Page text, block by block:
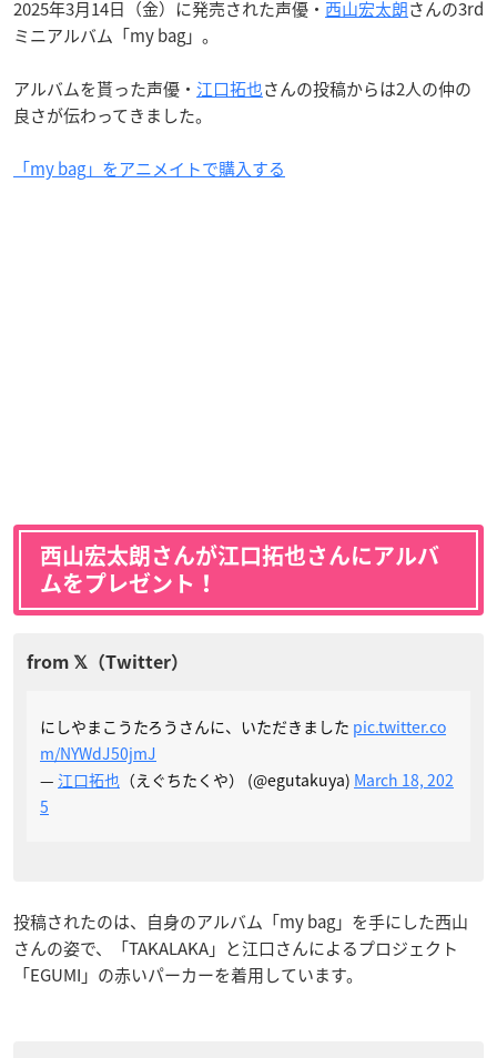
2025年3月14日（金）に発売された声優・ 西山宏太朗さんの3rd
ミニアルバム「my bag」。
アルバムを貰った声優・ 江口拓也さんの投稿からは2人の仲の
良さが伝わってきました。
「my bag」をアニメイトで購入する
西山宏太朗さんが江口拓也さんにアルバ
ムをプレゼント！
にしやまこうたろうさんに、いただきました pic.twitter.co
m/NYWdJ50jmJ
— 江口拓也 （えぐちたくや） (@egutakuya) March 18, 202
5
投稿されたのは、自身のアルバム「my bag」を手にした西山
さんの姿で、「TAKALAKA」と江口さんによるプロジェクト
「EGUMI」の赤いパーカーを着用しています。